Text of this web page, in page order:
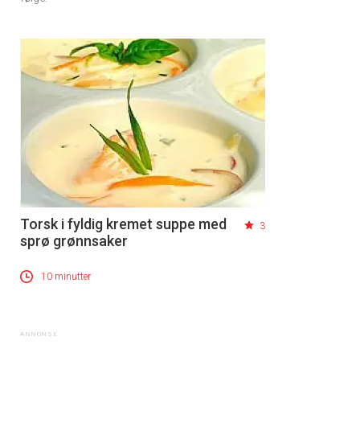
Torsk i fyldig kremet suppe med
sprø grønnsaker
3
10 minutter